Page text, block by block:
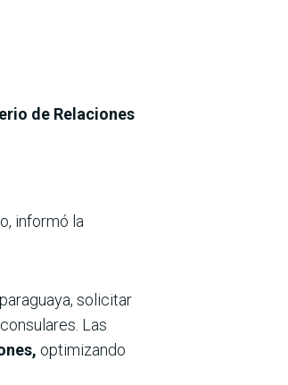
de Relaciones
informó la
solicitar
Las
optimizando